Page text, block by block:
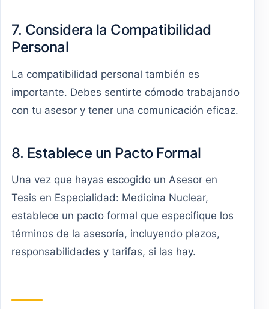
7. Considera la Compatibilidad
Personal
La compatibilidad personal también es
importante. Debes sentirte cómodo trabajando
con tu asesor y tener una comunicación eficaz.
8. Establece un Pacto Formal
Una vez que hayas escogido un Asesor en
Tesis en Especialidad: Medicina Nuclear,
establece un pacto formal que especifique los
términos de la asesoría, incluyendo plazos,
responsabilidades y tarifas, si las hay.